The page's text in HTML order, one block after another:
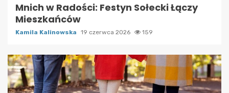
Mnich w Radości: Festyn Sołecki Łączy
Mieszkańców
Kamila Kalinowska 19 czerwca 2026 159